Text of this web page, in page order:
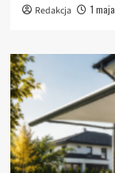
Redakcja 1